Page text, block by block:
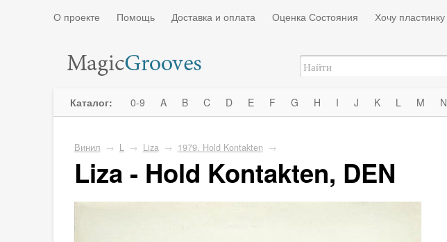
О проекте Помощь Доставка и оплата Оценка Состояния Хочу пластинку
Каталог: 0-9 A B C D E F G H I J K L M N
Винил → L → Liza → 1979. Hold Kontakten →
Liza - Hold Kontakten, DEN